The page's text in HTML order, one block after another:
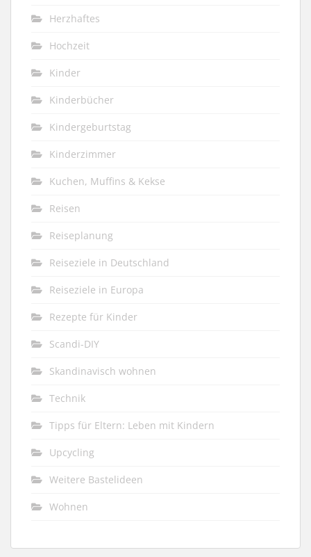
Herzhaftes
Hochzeit
Kinder
Kinderbücher
Kindergeburtstag
Kinderzimmer
Kuchen, Muffins & Kekse
Reisen
Reiseplanung
Reiseziele in Deutschland
Reiseziele in Europa
Rezepte für Kinder
Scandi-DIY
Skandinavisch wohnen
Technik
Tipps für Eltern: Leben mit Kindern
Upcycling
Weitere Bastelideen
Wohnen